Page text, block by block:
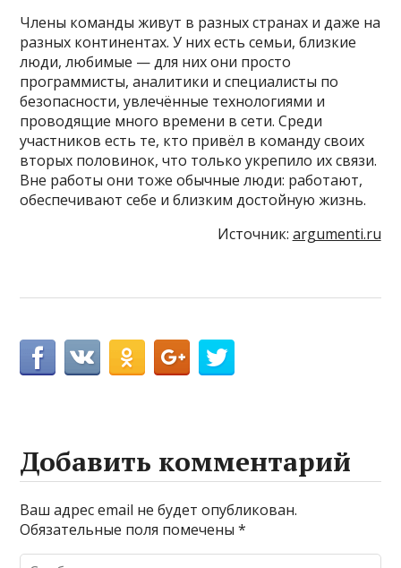
Члены команды живут в разных странах и даже на
разных континентах. У них есть семьи, близкие
люди, любимые — для них они просто
программисты, аналитики и специалисты по
безопасности, увлечённые технологиями и
проводящие много времени в сети. Среди
участников есть те, кто привёл в команду своих
вторых половинок, что только укрепило их связи.
Вне работы они тоже обычные люди: работают,
обеспечивают себе и близким достойную жизнь.
Источник: argumenti.ru
Добавить комментарий
Ваш адрес email не будет опубликован.
Обязательные поля помечены*